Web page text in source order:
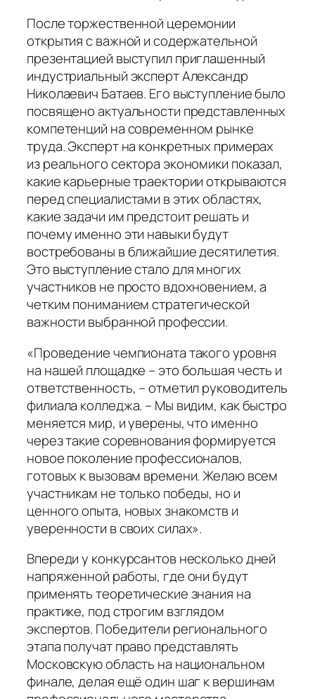
После торжественной церемонии
открытия с важной и содержательной
презентацией выступил приглашенный
индустриальный эксперт Александр
Николаевич Батаев. Его выступление было
посвящено актуальности представленных
компетенций на современном рынке
труда. Эксперт на конкретных примерах
из реального сектора экономики показал,
какие карьерные траектории открываются
перед специалистами в этих областях,
какие задачи им предстоит решать и
почему именно эти навыки будут
востребованы в ближайшие десятилетия.
Это выступление стало для многих
участников не просто вдохновением, а
четким пониманием стратегической
важности выбранной профессии.
«Проведение чемпионата такого уровня
на нашей площадке – это большая честь и
ответственность, – отметил руководитель
филиала колледжа. – Мы видим, как быстро
меняется мир, и уверены, что именно
через такие соревнования формируется
новое поколение профессионалов,
готовых к вызовам времени. Желаю всем
участникам не только победы, но и
ценного опыта, новых знакомств и
уверенности в своих силах».
Впереди у конкурсантов несколько дней
напряженной работы, где они будут
применять теоретические знания на
практике, под строгим взглядом
экспертов. Победители регионального
этапа получат право представлять
Московскую область на национальном
финале, делая ещё один шаг к вершинам